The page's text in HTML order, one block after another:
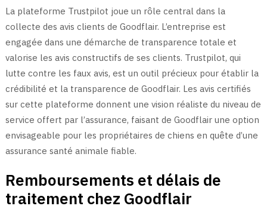
La plateforme Trustpilot joue un rôle central dans la
collecte des avis clients de Goodflair. L’entreprise est
engagée dans une démarche de transparence totale et
valorise les avis constructifs de ses clients. Trustpilot, qui
lutte contre les faux avis, est un outil précieux pour établir la
crédibilité et la transparence de Goodflair. Les avis certifiés
sur cette plateforme donnent une vision réaliste du niveau de
service offert par l’assurance, faisant de Goodflair une option
envisageable pour les propriétaires de chiens en quête d’une
assurance santé animale fiable.
Remboursements et délais de
traitement chez Goodflair